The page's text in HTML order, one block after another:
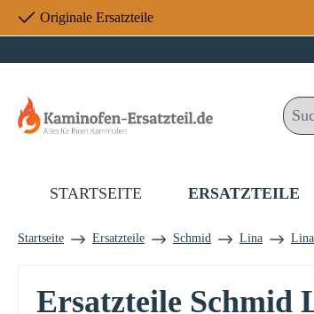
Hauptinhalt springen
Zur Suche springen
Zur Hauptnavigation springen
Originale Ersatzteile
STARTSEITE ERSATZTEILE
Startseite Ersatzteile Schmid Lina
Ersatzteile Schmid